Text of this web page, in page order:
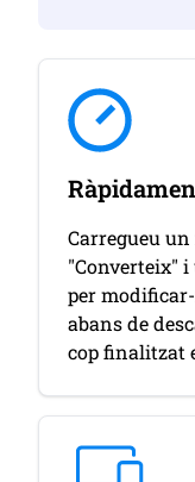
Carregueu
"Converteix"
per
abans de
cop finalitzat